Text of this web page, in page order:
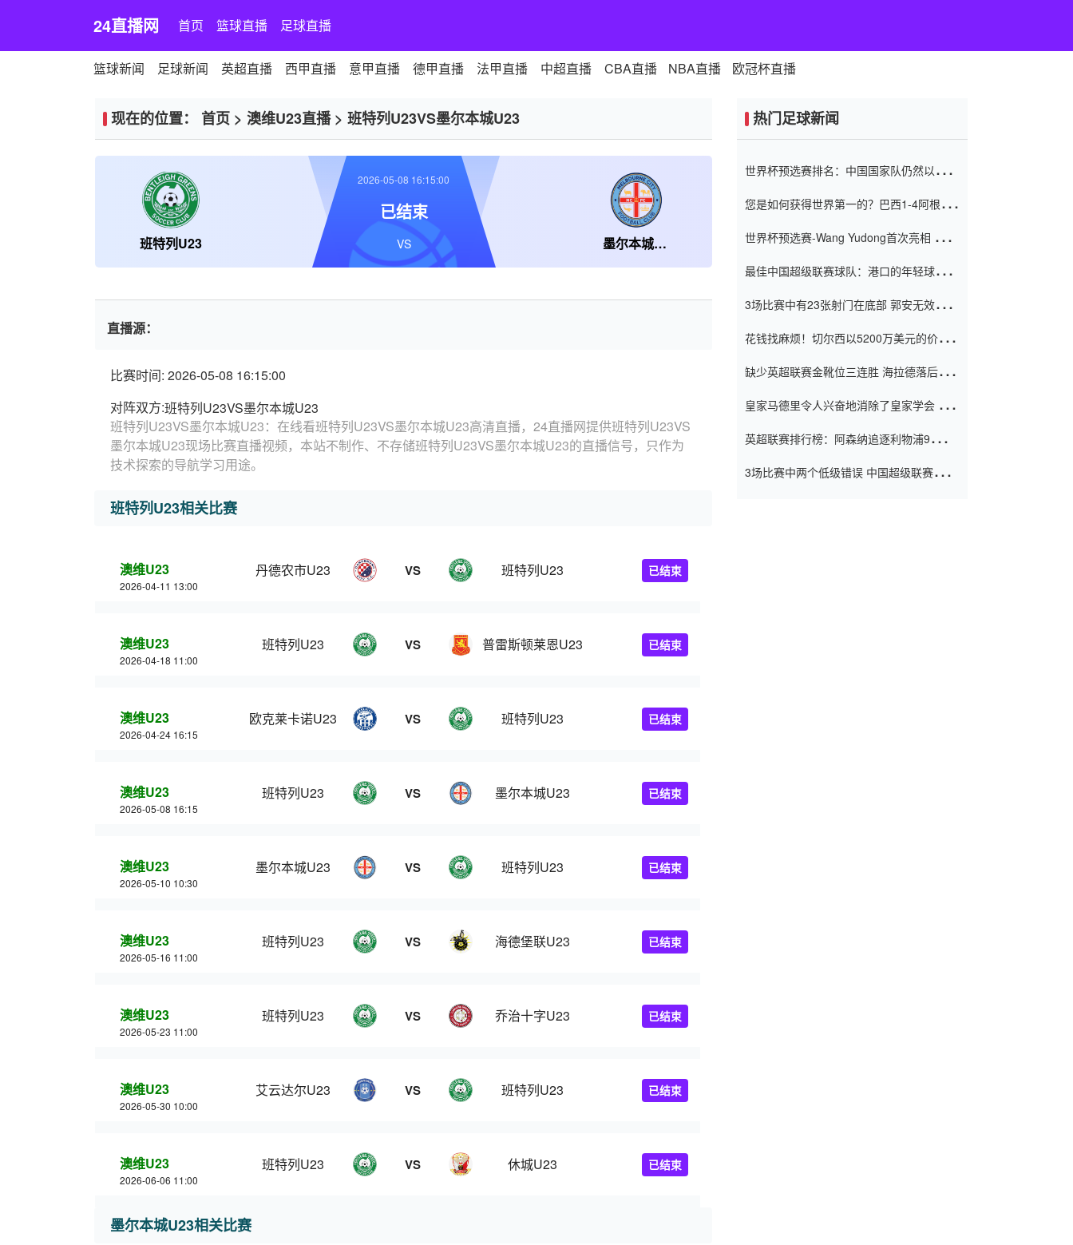
24直播网 首页 篮球直播 足球直播
篮球新闻 足球新闻 英超直播 西甲直播 意甲直播 德甲直播 法甲直播 中超直播 CBA直播 NBA直播 欧冠杯直播
现在的位置： 首页 > 澳维U23直播> 班特列U23VS墨尔本城U23
班特列U23 墨尔本城U23
2026-05-08 16:15:00
已结束
VS
直播源：
比赛时间: 2026-05-08 16:15:00
对阵双方:班特列U23VS墨尔本城U23
班特列U23VS墨尔本城U23：在线看班特列U23VS墨尔本城U23高清直播，24直播网提供班特列U23VS
墨尔本城U23现场比赛直播视频，本站不制作、不存储班特列U23VS墨尔本城U23的直播信号，只作为
技术探索的导航学习用途。
班特列U23相关比赛
澳维U23
2026-04-11 13:00
丹德农市U23 VS 班特列U23 已结束
澳维U23
2026-04-18 11:00
班特列U23 VS 普雷斯顿莱恩U23 已结束
澳维U23
2026-04-24 16:15
欧克莱卡诺U23 VS 班特列U23 已结束
澳维U23
2026-05-08 16:15
班特列U23 VS 墨尔本城U23 已结束
澳维U23
2026-05-10 10:30
墨尔本城U23 VS 班特列U23 已结束
澳维U23
2026-05-16 11:00
班特列U23 VS 海德堡联U23 已结束
澳维U23
2026-05-23 11:00
班特列U23 VS 乔治十字U23 已结束
澳维U23
2026-05-30 10:00
艾云达尔U23 VS 班特列U23 已结束
澳维U23
2026-06-06 11:00
班特列U23 VS 休城U23 已结束
墨尔本城U23相关比赛
热门足球新闻
世界杯预选赛排名：中国国家队仍然以6分
您是如何获得世界第一的？巴西1-4阿根
世界杯预选赛-Wang Yudong首次亮相 中国
最佳中国超级联赛球队：港口的年轻球员在
（Taishan）
3场比赛中有23张射门在底部 郭安无效传球
花钱找麻烦！切尔西以5200万美元的价格
窗口
缺少英超联赛金靴位三连胜 海拉德落后6球
皇家马德里令人兴奋地消除了皇家学会 安
英超联赛排行榜：阿森纳追逐利物浦9分 曼
3场比赛中两个低级错误 中国超级联赛的前